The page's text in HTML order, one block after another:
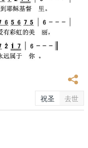
祝圣 去世